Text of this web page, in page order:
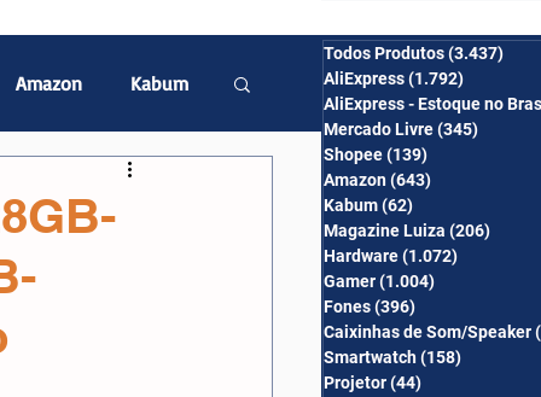
Amazon Kabum
Projetor
Todos Produtos(3.437)
AliExpress(1.792)
AliExpress - Estoque no
Mercado Livre(345)
Shopee(139)
Amazon(643)
Kabum(62)
Magazine Luiza (206)
Hardware(1.072)
Gamer(1.004)
Fones(396)
Caixinhas de Som/Speaker
Smartwatch(158)
Projetor(44)